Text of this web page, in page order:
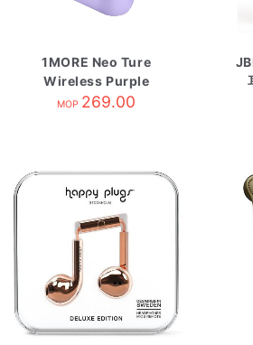
1MORE Neo Ture
Wireless Purple
MOP 269.00